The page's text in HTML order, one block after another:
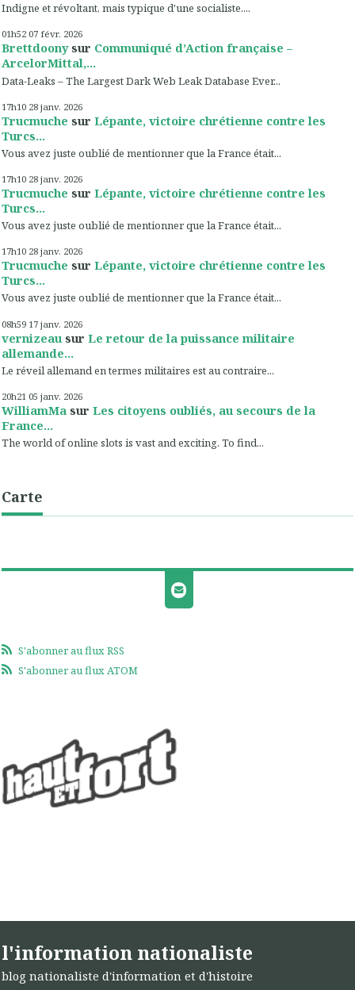
Indigne et révoltant, mais typique d'une socialiste....
01h52 07 févr. 2026
Brettdoonysur Communiqué d’Action française –
ArcelorMittal,...
Data-Leaks – The Largest Dark Web Leak Database Ever...
17h10 28 janv. 2026
Trucmuche sur Lépante, victoire chrétienne contre les
Turcs...
Vous avez juste oublié de mentionner que la France était...
17h10 28 janv. 2026
Trucmuche sur Lépante, victoire chrétienne contre les
Turcs...
Vous avez juste oublié de mentionner que la France était...
17h10 28 janv. 2026
Trucmuche sur Lépante, victoire chrétienne contre les
Turcs...
Vous avez juste oublié de mentionner que la France était...
08h59 17 janv. 2026
vernizeau sur Le retour de la puissance militaire
allemande...
Le réveil allemand en termes militaires est au contraire...
20h21 05 janv. 2026
WilliamMa sur Les citoyens oubliés, au secours de la
France...
The world of online slots is vast and exciting. To find...
Carte
S'abonner au flux RSS
S'abonner au flux ATOM
l'information nationaliste
blog nationaliste d'information et d'histoire